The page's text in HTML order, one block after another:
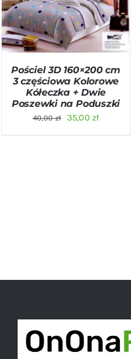
SZCZEGÓŁY
Pościel 3D 160×200 cm
3 częściowa Kolorowe
Kółeczka + Dwie
Poszewki na Poduszki
40,00zł
Pierwotna
35,00 złAktualna